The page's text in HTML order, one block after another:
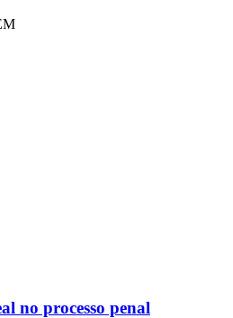
no processo penal